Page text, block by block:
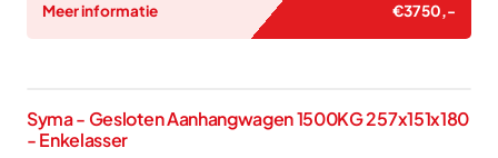
Meer informatie €3750,-
Syma - Gesloten Aanhangwagen 1500KG 257x151x180
- Enkelasser